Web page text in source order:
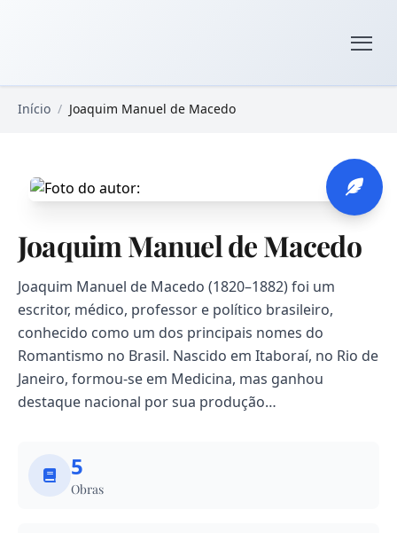
Início / Joaquim Manuel de Macedo
Joaquim Manuel de Macedo
Joaquim Manuel de Macedo (1820–1882) foi um
escritor, médico, professor e político brasileiro,
conhecido como um dos principais nomes do
Romantismo no Brasil. Nascido em Itaboraí, no Rio de
Janeiro, formou-se em Medicina, mas ganhou
destaque nacional por sua produção…
5
Obras